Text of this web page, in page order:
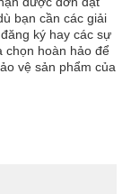
bạn cần các giải
ký hay các sự
chọn hoàn hảo để
vệ sản phẩm của